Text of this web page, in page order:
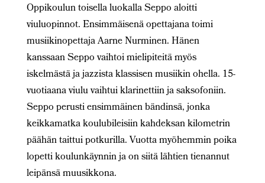
Oppikoulun toisella luokalla Seppo aloitti
viuluopinnot. Ensimmäisenä opettajana toimi
musiikinopettaja Aarne Nurminen. Hänen
kanssaan Seppo vaihtoi mielipiteitä myös
iskelmästä ja jazzista klassisen musiikin ohella. 15-
vuotiaana viulu vaihtui klarinettiin ja saksofoniin.
Seppo perusti ensimmäinen bändinsä, jonka
keikkamatka koulubileisiin kahdeksan kilometrin
päähän taittui potkurilla. Vuotta myöhemmin poika
lopetti koulunkäynnin ja on siitä lähtien tienannut
leipänsä muusikkona.